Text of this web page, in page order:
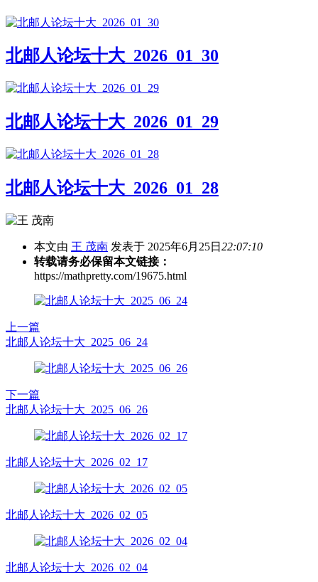
北邮人论坛十大_2026_01_30
北邮人论坛十大_2026_01_29
北邮人论坛十大_2026_01_28
本文由 王 茂南 发表于 2025年6月25日 22:07:10
转载请务必保留本文链接：
https://mathpretty.com/19675.html
上一篇
北邮人论坛十大_2025_06_24
下一篇
北邮人论坛十大_2025_06_26
北邮人论坛十大_2026_02_17
北邮人论坛十大_2026_02_05
北邮人论坛十大_2026_02_04